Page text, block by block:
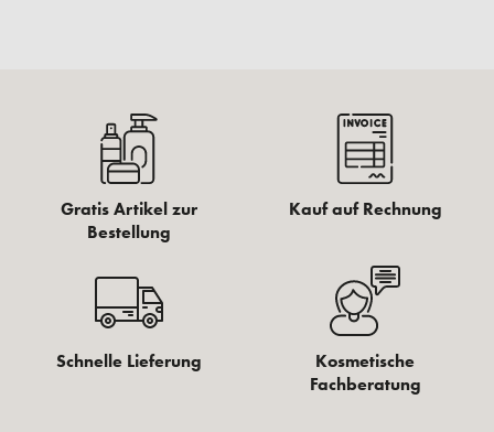
Gratis Artikel zur
Bestellung
Kauf auf Rechnung
Schnelle Lieferung
Kosmetische
Fachberatung